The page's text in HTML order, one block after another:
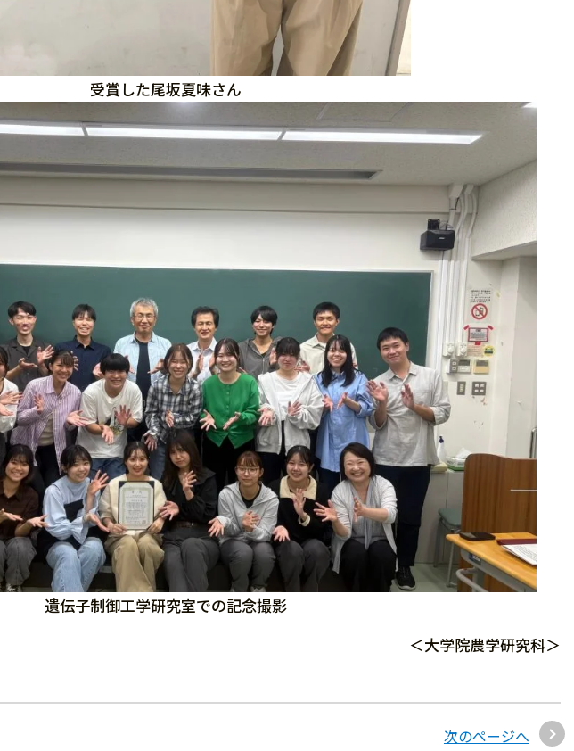
受賞した尾坂夏味さん
遺伝子制御工学研究室での記念撮影
＜大学院農学研究科＞
次のページへ